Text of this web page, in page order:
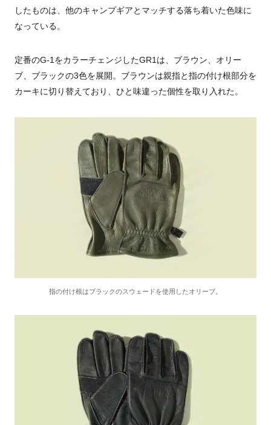
したものは、他のキャンプギアとマッチする落ち着いた色味に
なっている。
定番のG-1 をカラーチェンジしたGR1 は、ブラウン、オリー
ブ、ブラックの3色を展開。ブラウンは親指と指の付け根部分を
カーキに切り替えており、ひと味違った個性を取り入れた。
指の付け根はブラックのスウェードを使用したオリーブ。